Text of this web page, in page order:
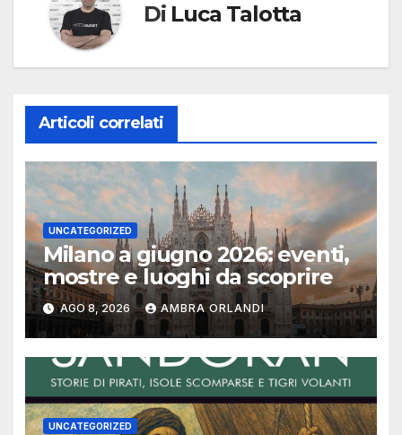
Di Luca Talotta
Articoli correlati
UNCATEGORIZED
Milano a giugno 2026: eventi,
mostre e luoghi da scoprire
AGO 8, 2026 AMBRA ORLANDI
UNCATEGORIZED